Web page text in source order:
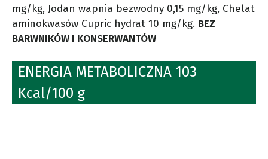
mg/kg, Jodan wapnia bezwodny 0,15 mg/kg, Chelat
aminokwasów Cupric hydrat 10 mg/kg. BEZ
BARWNIKÓW I KONSERWANTÓW
ENERGIA METABOLICZNA 103
Kcal/100 g